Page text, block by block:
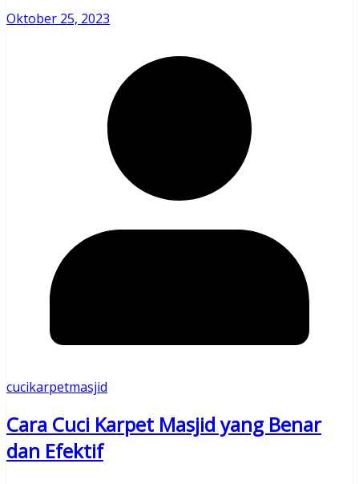
Oktober 25, 2023
cucikarpetmasjid
Cara Cuci Karpet Masjid yang Benar
dan Efektif